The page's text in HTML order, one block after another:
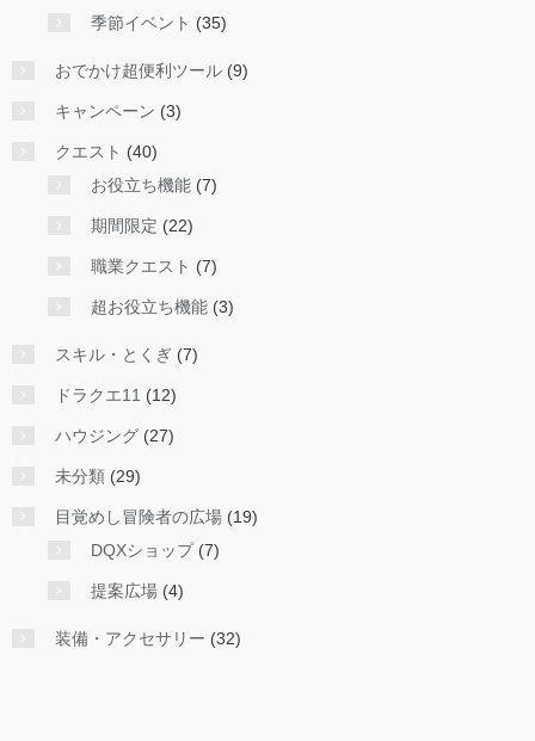
季節イベント (35)
おでかけ超便利ツール (9)
キャンペーン (3)
クエスト (40)
お役立ち機能 (7)
期間限定 (22)
職業クエスト (7)
超お役立ち機能 (3)
スキル・とくぎ (7)
ドラクエ11 (12)
ハウジング (27)
未分類 (29)
目覚めし冒険者の広場 (19)
DQXショップ(7)
提案広場 (4)
装備・アクセサリー (32)